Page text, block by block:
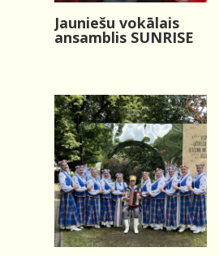
Jauniešu vokālais
ansamblis SUNRISE